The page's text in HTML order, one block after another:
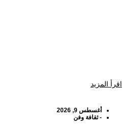
اقرأ المزيد
أغسطس 9, 2026
- ثقافة وفن